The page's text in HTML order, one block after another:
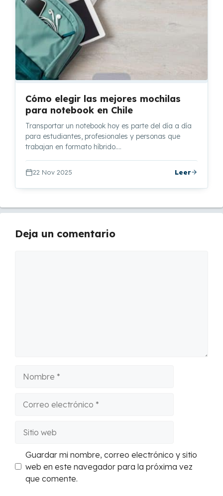
Cómo elegir las mejores mochilas
para notebook en Chile
Transportar un notebook hoy es parte del día a día
para estudiantes, profesionales y personas que
trabajan en formato híbrido.…
22 Nov 2025 Leer
Deja un comentario
electrónico
web
Guardar mi nombre, correo electrónico y sitio
web en este navegador para la próxima vez
que comente.